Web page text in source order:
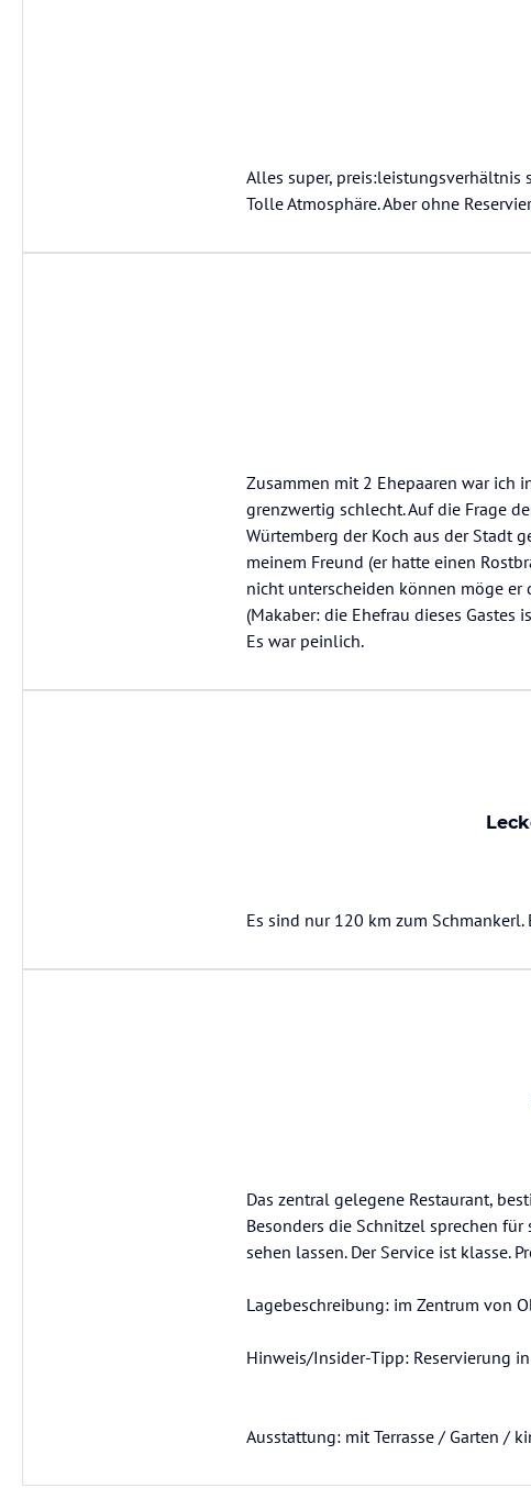
Alles super, preis:leistungsverhältnis
Tolle Atmosphäre. Aber ohne
Zusammen mit 2 Ehepaaren war ich
grenzwertig schlecht. Auf die Frage
Würtemberg der Koch aus der Stadt
meinem Freund (er hatte einen
nicht unterscheiden können möge er
(Makaber: die Ehefrau dieses
Es war peinlich.
Es sind nur 120 km zum
Das zentral gelegene Restaurant,
Besonders die Schnitzel sprechen
sehen lassen. Der Service ist klasse.
Lagebeschreibung: im Zentrum von
Hinweis/Insider-Tipp: Reservierung
Ausstattung: mit Terrasse / Garten /